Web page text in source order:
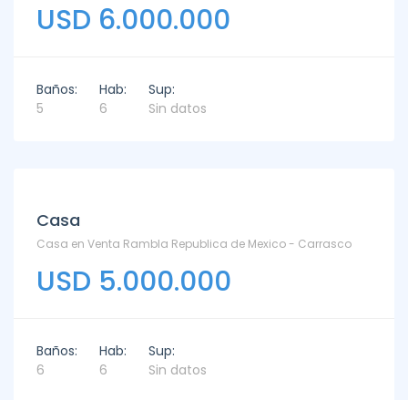
USD 6.000.000
Baños:
5
Hab:
6
Sup:
Sin datos
Casa
Casa en Venta Rambla Republica de Mexico - Carrasco
USD 5.000.000
Baños:
6
Hab:
6
Sup:
Sin datos